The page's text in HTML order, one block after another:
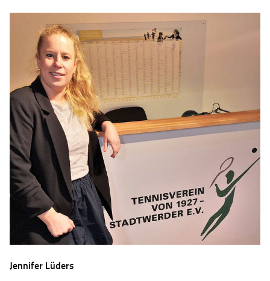
Jennifer Lüders